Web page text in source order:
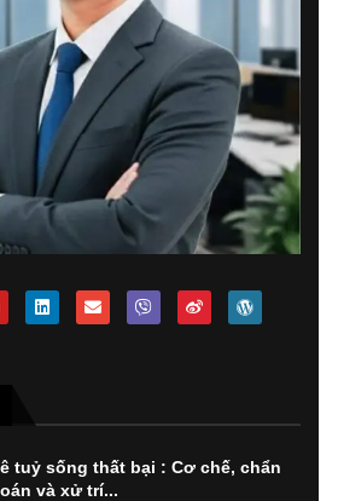
tuỷ sống thất bại : Cơ chế, chẩn
và xử trí...